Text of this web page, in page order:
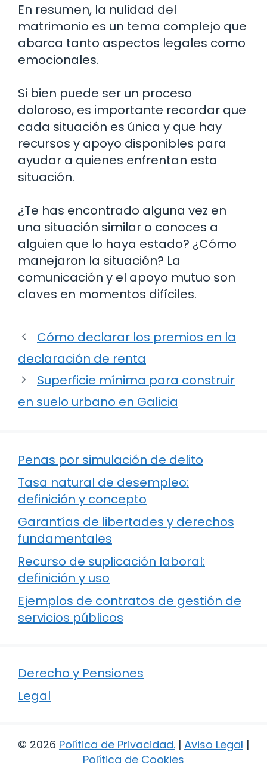
En resumen, la nulidad del
matrimonio es un tema complejo que
abarca tanto aspectos legales como
emocionales.
Si bien puede ser un proceso
doloroso, es importante recordar que
cada situación es única y que hay
recursos y apoyo disponibles para
ayudar a quienes enfrentan esta
situación.
¿Te has encontrado alguna vez en
una situación similar o conoces a
alguien que lo haya estado? ¿Cómo
manejaron la situación? La
comunicación y el apoyo mutuo son
claves en momentos difíciles.
Cómo declarar los premios en la
declaración de renta
Superficie mínima para construir
en suelo urbano en Galicia
Penas por simulación de delito
Tasa natural de desempleo:
definición y concepto
Garantías de libertades y derechos
fundamentales
Recurso de suplicación laboral:
definición y uso
Ejemplos de contratos de gestión de
servicios públicos
Derecho y Pensiones
Legal
© 2026 Política de Privacidad. | Aviso Legal |
Política de Cookies